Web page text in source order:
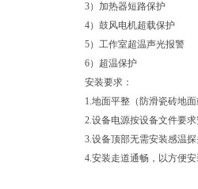
3）加热器短路保护
4）鼓风电机超载保护
5）工作室超温声光报警
6）超温保护
安装要求：
1.地面平整（防滑瓷砖地
2.设备电源按设备文件要
3.设备顶部无需安装感温
4.安装走道通畅，以方便